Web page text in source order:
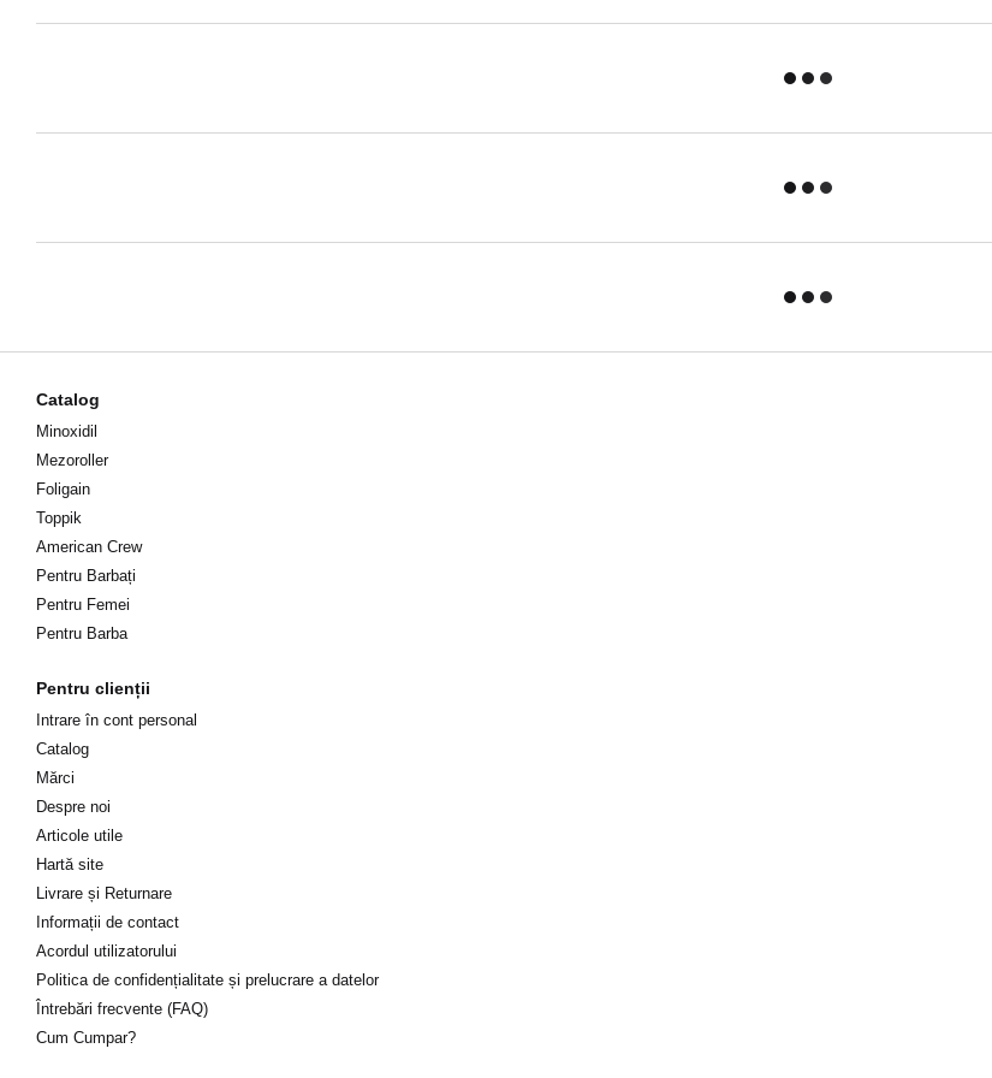
Catalog
Minoxidil
Mezoroller
Foligain
Toppik
American Crew
Pentru Barbați
Pentru Femei
Pentru Barba
Pentru clienții
Intrare în cont personal
Catalog
Mărci
Despre noi
Articole utile
Hartă site
Livrare și Returnare
Informații de contact
Acordul utilizatorului
Politica de confidențialitate și prelucrare a datelor
Întrebări frecvente (FAQ)
Cum Cumpar?